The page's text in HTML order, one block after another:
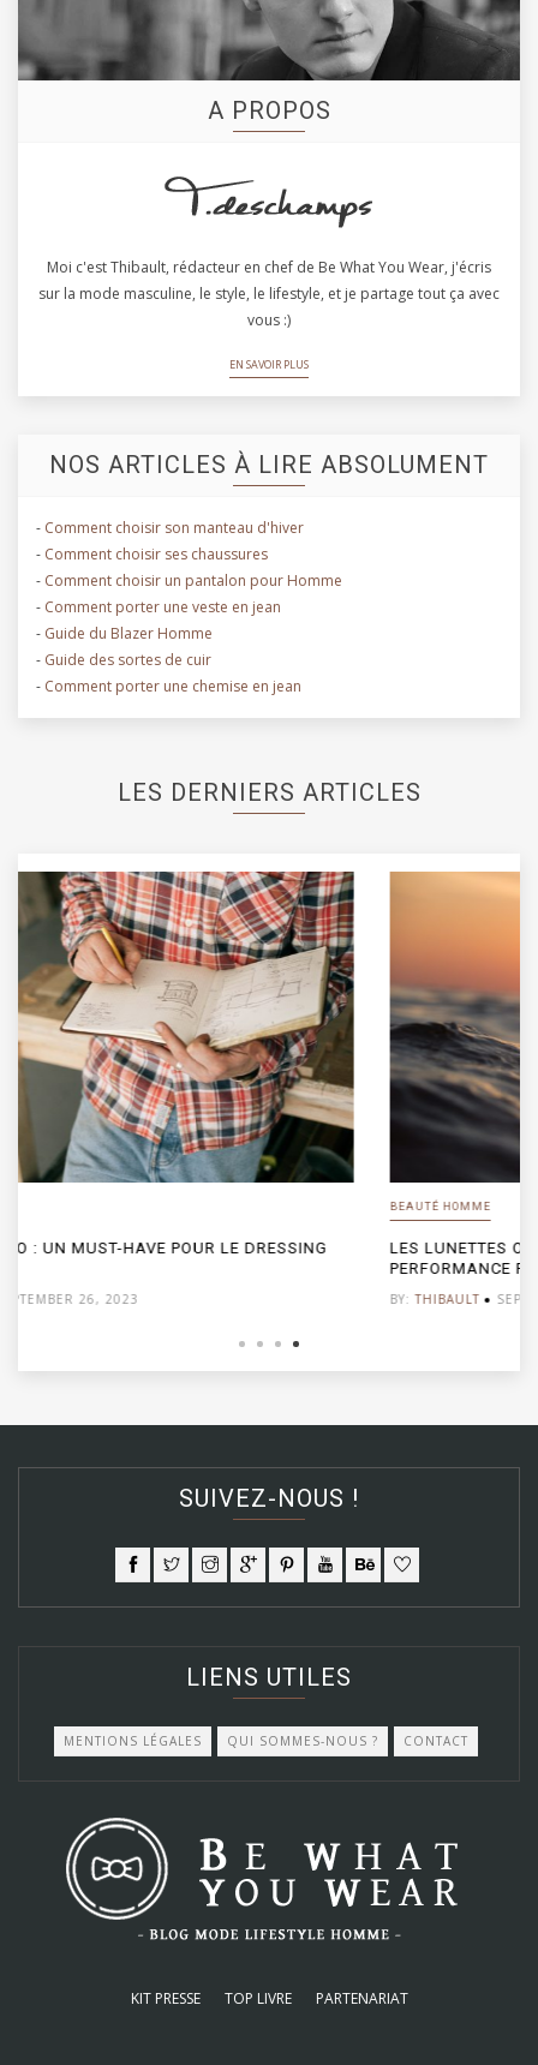
A PROPOS
Moi c'est Thibault, rédacteur en chef de Be What You Wear, j'écris
sur la mode masculine, le style, le lifestyle, et je partage tout ça avec
vous :)
EN SAVOIR PLUS
NOS ARTICLES À LIRE ABSOLUMENT
- Comment choisir son manteau d'hiver
- Comment choisir ses chaussures
- Comment choisir un pantalon pour Homme
- Comment porter une veste en jean
- Guide du Blazer Homme
- Guide des sortes de cuir
- Comment porter une chemise en jean
LES DERNIERS ARTICLES
LES LUNETTES OAKLEY : UN CHOIX DE STYLE ET DE
BY:THIBAULT
SUIVEZ-NOUS !
LIENS UTILES
MENTIONS LÉGALES QUI SOMMES-NOUS ? CONTACT
KIT PRESSE TOP LIVRE PARTENARIAT